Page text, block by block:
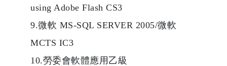
using Adobe Flash CS3
9.微軟 MS-SQL SERVER 2005/微軟
MCTS IC3
10.勞委會軟體應用乙級